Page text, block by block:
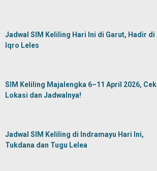
Jadwal SIM Keliling Hari Ini di Garut, Hadir di
Iqro Leles
SIM Keliling Majalengka 6–11 April 2026, Cek
Lokasi dan Jadwalnya!
Jadwal SIM Keliling di Indramayu Hari Ini,
Tukdana dan Tugu Lelea